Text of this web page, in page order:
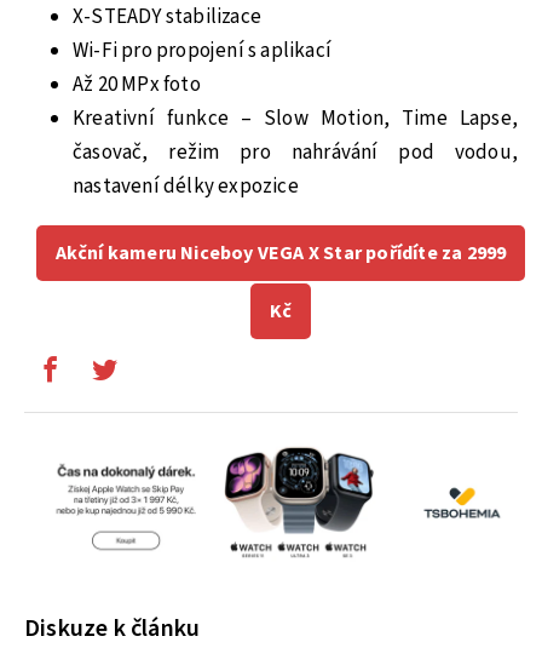
X-STEADY stabilizace
Wi-Fi pro propojení s aplikací
Až 20 MPx foto
Kreativní funkce – Slow Motion, Time Lapse,
časovač, režim pro nahrávání pod vodou,
nastavení délky expozice
Akční kameru Niceboy VEGA X Star pořídíte za 2999
Kč
Diskuze k článku